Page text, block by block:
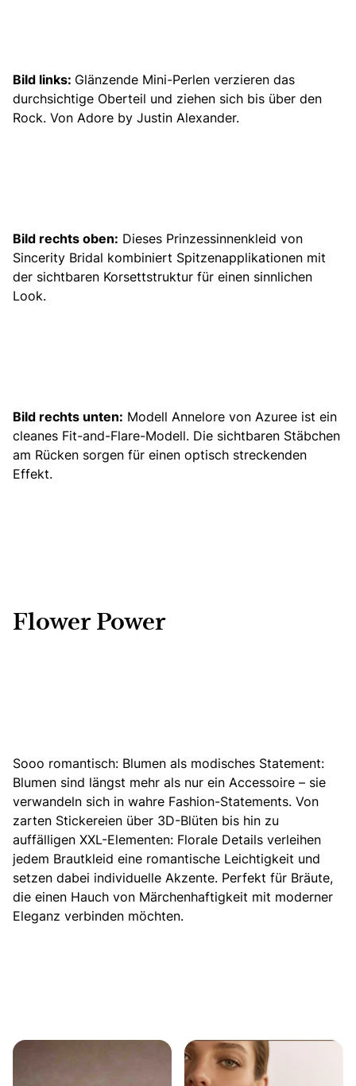
Bild links: Glänzende Mini-Perlen verzieren das
durchsichtige Oberteil und ziehen sich bis über den
Rock. Von Adore by Justin Alexander.
Bild rechts oben: Dieses Prinzessinnenkleid von
Sincerity Bridal kombiniert Spitzenapplikationen mit
der sichtbaren Korsettstruktur für einen sinnlichen
Look.
Bild rechts unten: Modell Annelore von Azuree ist ein
cleanes Fit-and-Flare-Modell. Die sichtbaren Stäbchen
am Rücken sorgen für einen optisch streckenden
Effekt.
Flower Power
Sooo romantisch: Blumen als modisches Statement:
Blumen sind längst mehr als nur ein Accessoire – sie
verwandeln sich in wahre Fashion-Statements. Von
zarten Stickereien über 3D-Blüten bis hin zu
auffälligen XXL-Elementen: Florale Details verleihen
jedem Brautkleid eine romantische Leichtigkeit und
setzen dabei individuelle Akzente. Perfekt für Bräute,
die einen Hauch von Märchenhaftigkeit mit moderner
Eleganz verbinden möchten.